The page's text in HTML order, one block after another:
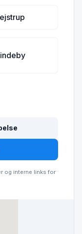
og interne links for